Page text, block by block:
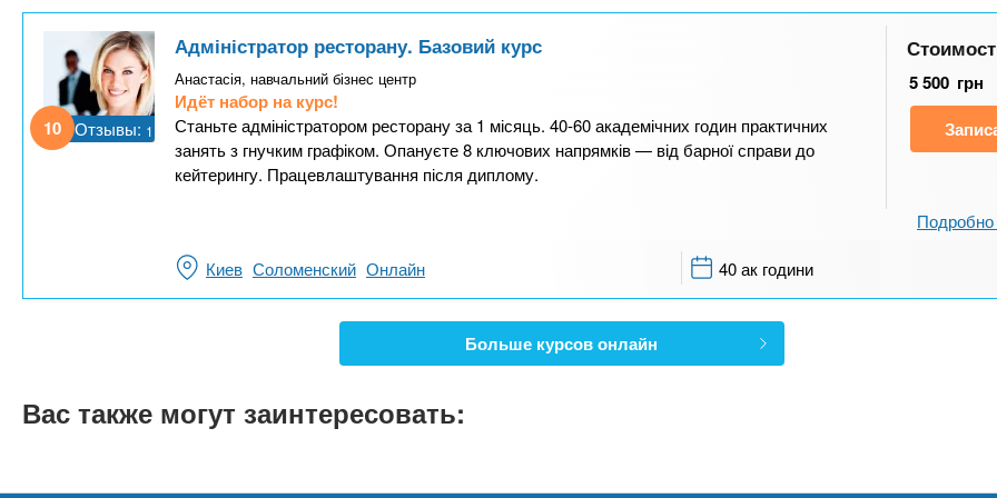
10 Отзывы: 1
Адміністратор ресторану. Базовий курс
Анастасія, навчальний бізнес центр
Идёт набор на курс!
Станьте адміністратором ресторану за 1 місяць. 40-60 академічних годин практичних
занять з гнучким графіком. Опануєте 8 ключових напрямків — від барної справи до
кейтерингу. Працевлаштування після диплому.
5 500 грн
Подробно
Киев Соломенский Онлайн 40 ак години
Больше курсов онлайн
Вас также могут заинтересовать: